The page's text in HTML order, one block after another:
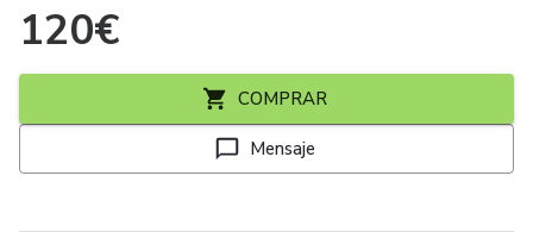
120€
COMPRAR
Mensaje